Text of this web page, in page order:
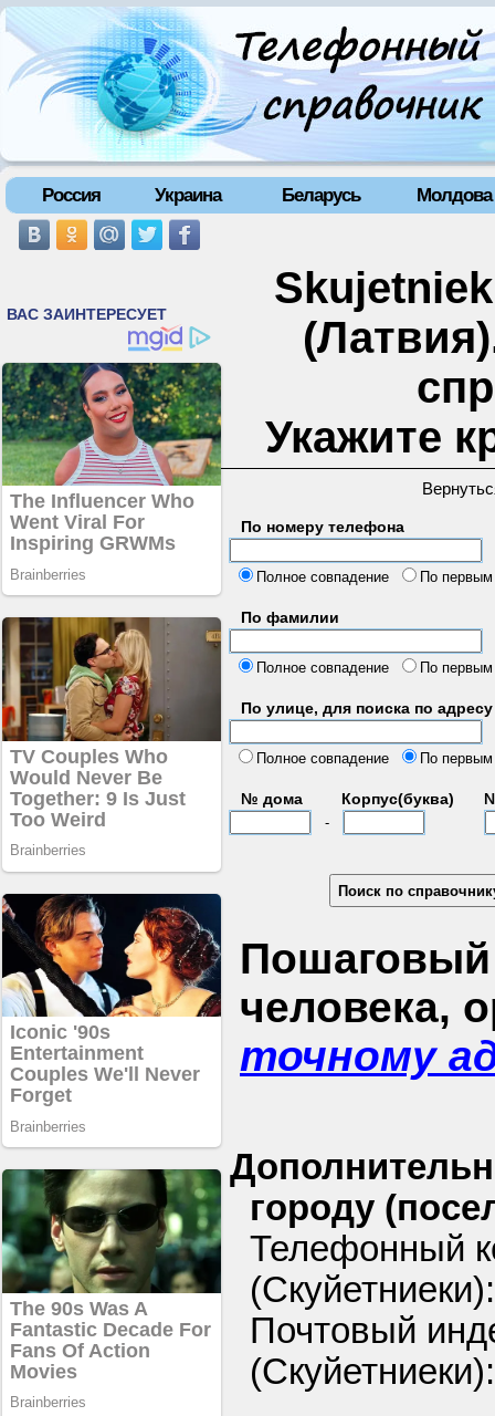
Россия Украина Беларусь Молдова
Укажите
По номеру телефона
Полное совпадение
По
По фамилии
Полное совпадение По
По улице, для поиска по адресу
Полное совпадение
По
№ дома Корпус(буква)
-
Пошаговый
человека,
точному
городу
Телефонный
Почтовый